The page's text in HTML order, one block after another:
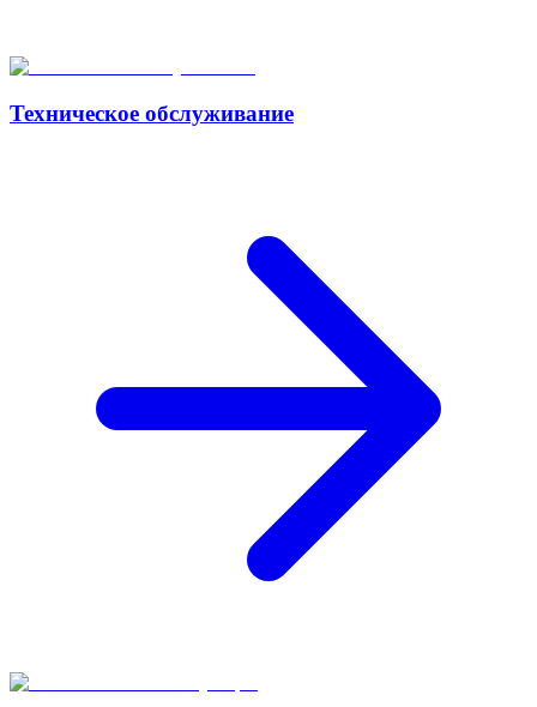
Техническое обслуживание